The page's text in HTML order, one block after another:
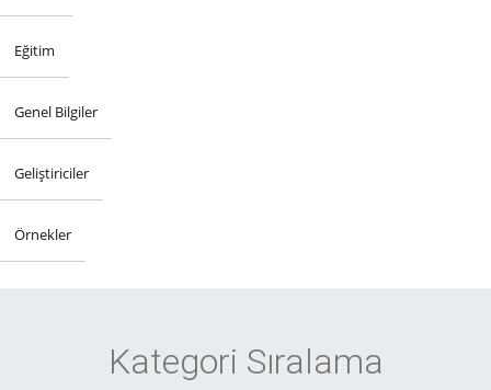
Eğitim
Genel Bilgiler
Geliştiriciler
Örnekler
Kategori Sıralama